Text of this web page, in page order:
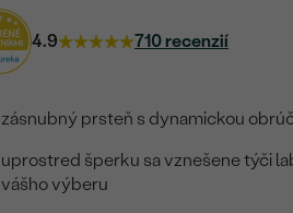
4.9 710 recenzií
zásnubný prsteň s dynamickou
uprostred šperku sa vznešene týči
vášho výberu